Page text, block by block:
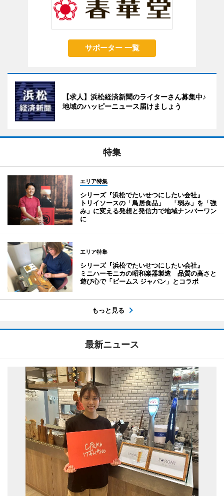
サポーター 一覧
【求人】浜松経済新聞のライターさん募集中♪
地域のハッピーニュース届けましょう
特集
エリア特集
シリーズ『浜松でたいせつにしたい会社』
トリイソースの「鳥居食品」 「弱み」を「強
み」に変える発想と発信力で地域ナンバーワン
に
エリア特集
シリーズ『浜松でたいせつにしたい会社』
ミニハーモニカの昭和楽器製造 品質の高さと
遊び心で「ビームス ジャパン」とコラボ
もっと見る
最新ニュース